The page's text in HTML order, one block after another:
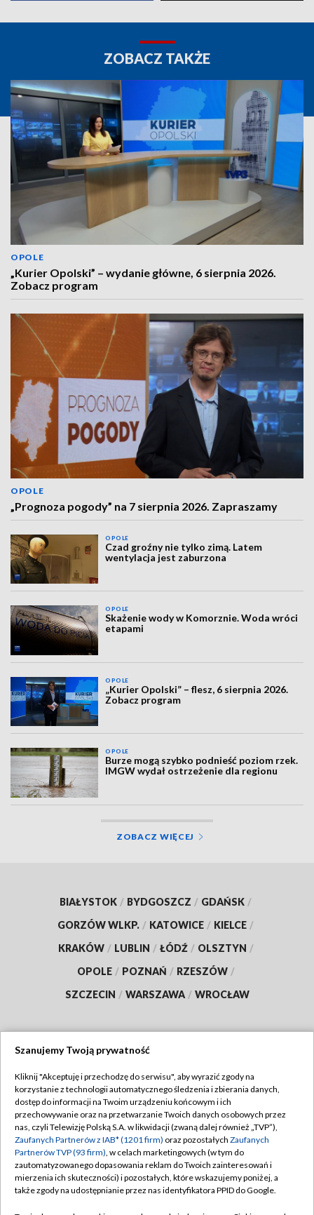
ZOBACZ TAKŻE
OPOLE
„Kurier Opolski” – wydanie główne, 6 sierpnia 2026.
Zobacz program
OPOLE
„Prognoza pogody” na 7 sierpnia 2026. Zapraszamy
OPOLE
Czad groźny nie tylko zimą. Latem
wentylacja jest zaburzona
OPOLE
Skażenie wody w Komorznie. Woda wróci
etapami
OPOLE
„Kurier Opolski” – flesz, 6 sierpnia 2026.
Zobacz program
OPOLE
Burze mogą szybko podnieść poziom rzek.
IMGW wydał ostrzeżenie dla regionu
ZOBACZ WIĘCEJ
BIAŁYSTOK / BYDGOSZCZ / GDAŃSK /
GORZÓW WLKP. / KATOWICE / KIELCE /
KRAKÓW / LUBLIN / ŁÓDŹ / OLSZTYN /
OPOLE / POZNAŃ / RZESZÓW /
SZCZECIN / WARSZAWA / WROCŁAW
TVP
Abonament TVP
Emisja w TVP
Centrum informacji TVP
Naziemna Telewizja Cyfrowa
Regulamin TVP
Polityka prywatności
Moje zgody
Pomoc
Szanujemy Twoją prywatność
Kliknij "Akceptuję i przechodzę do serwisu", aby wyrazić zgody na
korzystanie z technologii automatycznego śledzenia i zbierania danych,
dostęp do informacji na Twoim urządzeniu końcowym i ich
przechowywanie oraz na przetwarzanie Twoich danych osobowych przez
nas, czyli Telewizję Polską S.A. w likwidacji (zwaną dalej również „TVP”),
Zaufanych Partnerów z IAB* (1201 firm) oraz pozostałych Zaufanych
Partnerów TVP (93 firm), w celach marketingowych (w tym do
zautomatyzowanego dopasowania reklam do Twoich zainteresowań i
mierzenia ich skuteczności) i pozostałych, które wskazujemy poniżej, a
także zgody na udostępnianie przez nas identyfikatora PPID do Google.